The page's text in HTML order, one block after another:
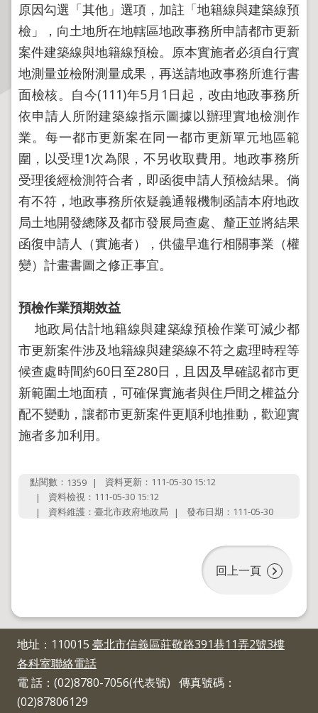
業
務
資
訊
主
題
專
區
服
務
園
地
綜
資
網
站
導
覽
回
English
問
答
雙
語
詞
原因勾選「其他」選項，加註「地籍線與建築線預
檢」，向土地所在地轄區地政事務所申請都市更新
案件建築線與地籍線預檢。原本實施者必須自行實
地測量並檢附測量成果，再送請地政事務所進行書
面檢核。自今(111)年5月1日起，改由地政事務所
依申請人所附建築線指示圖據以辦理實地檢測作
業。每一都市更新案在同一都市更新單元地區範
圍，以受理1次為限，不另收取費用。地政事務所
受理後經檢測符合者，即函復申請人預檢結果。倘
有不符，地政事務所依疑義通報機制函請本府地政
局土地開發總隊及都市發展局查處、釐正並將結果
函復申請人（實施者），供儘早進行相關事業（權
變）計畫書圖之修正事宜。
預檢作業預期效益
地政局估計地籍線與建築線預檢作業可減少都
市更新案件涉及地籍線與建築線不符之處理時程等
候查處時間約60日至280日，且因及早確認都市更
新範圍土地面積，可確保實施者與住戶間之權益分
配不變動，讓都市更新案件更順利地推動，歡迎實
施者多加利用。
點閱數： 1359
資料更新：111-05-30 15:12
資料檢視：111-05-30 15:12
資料維護：臺北市政府地政局
發布日期：111-05-30
回上一頁
地址：110015 臺北市信義區莊敬路391巷11弄2號3樓
各科室聯絡電話
電 話：(02)8780-7056(代表號) 傳真號碼：
(02)87806129